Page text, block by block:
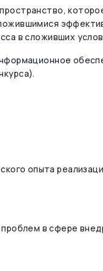
в сложивших
опыта
в сфере